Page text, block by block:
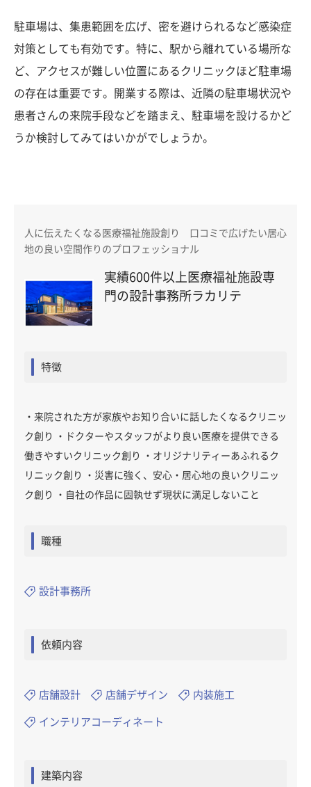
駐車場は、集患範囲を広げ、密を避けられるなど感染症
対策としても有効です。特に、駅から離れている場所な
ど、アクセスが難しい位置にあるクリニックほど駐車場
の存在は重要です。開業する際は、近隣の駐車場状況や
患者さんの来院手段などを踏まえ、駐車場を設けるかど
うか検討してみてはいかがでしょうか。
人に伝えたくなる医療福祉施設創り 口コミで広げたい居心
地の良い空間作りのプロフェッショナル
実績600件以上医療福祉施設専
門の設計事務所ラカリテ
特徴
・来院された方が家族やお知り合いに話したくなるクリニッ
ク創り ・ドクターやスタッフがより良い医療を提供できる
働きやすいクリニック創り ・オリジナリティーあふれるク
リニック創り ・災害に強く、安心・居心地の良いクリニッ
ク創り ・自社の作品に固執せず現状に満足しないこと
職種
設計事務所
依頼内容
店舗設計 店舗デザイン 内装施工
インテリアコーディネート
建築内容